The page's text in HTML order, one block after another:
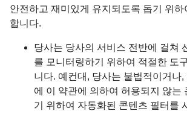
안전하고 재미있게 유지되도록 돕기 위하
합니다.
당사는 당사의 서비스 전반에 걸쳐
를 모니터링하기 위하여 적절한 도
니다. 예컨대, 당사는 불법적이거나
에 이 약관에 의하여 허용되지 않는
기 위하여 자동화된 콘텐츠 필터를